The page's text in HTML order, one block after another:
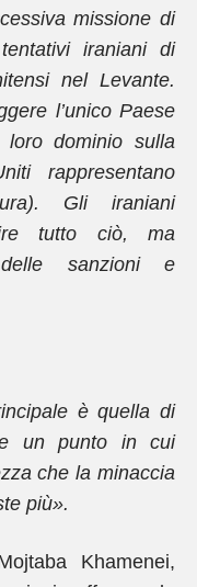
missione di
iraniani di
nel Levante.
l’unico Paese
dominio sulla
rappresentano
Gli iraniani
tutto ciò, ma
sanzioni e
è quella di
un punto in cui
che la minaccia
più».
Khamenei,